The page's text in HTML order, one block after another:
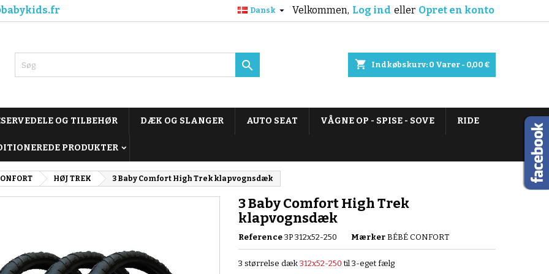
Velkommen, Log ind eller Opret en konto
Dansk 
shopping_cart Indkøbskurv: 0 Varer - 0,00 €

OG TILBEHØR DÆK OG SLANGER AUTO SEAT VÅGNE OP - SPISE - SOVE RIDE
PRODUKTER
HØJ TREK 3 Baby Comfort High Trek klapvognsdæk
3 Baby Comfort High Trek
klapvognsdæk
Reference 3P 312x52-250 Mærker BÉBÉ CONFORT
3 størrelse dæk 312x52-250 til 3-eget fælg